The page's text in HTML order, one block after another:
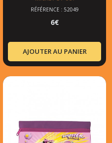
RÉFÉRENCE : 52049
6€
AJOUTER AU PANIER